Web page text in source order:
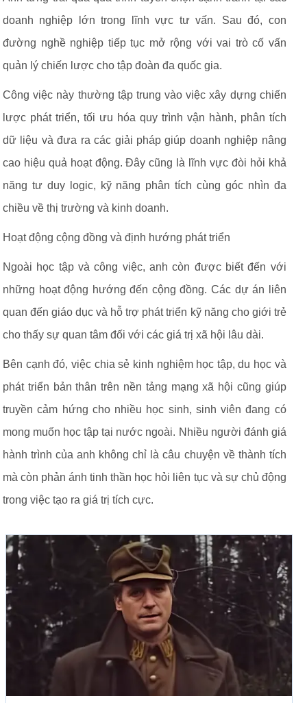
doanh nghiệp lớn trong lĩnh vực tư vấn. Sau đó, con
đường nghề nghiệp tiếp tục mở rộng với vai trò cố vấn
quản lý chiến lược cho tập đoàn đa quốc gia.
Công việc này thường tập trung vào việc xây dựng chiến
lược phát triển, tối ưu hóa quy trình vận hành, phân tích
dữ liệu và đưa ra các giải pháp giúp doanh nghiệp nâng
cao hiệu quả hoạt động. Đây cũng là lĩnh vực đòi hỏi khả
năng tư duy logic, kỹ năng phân tích cùng góc nhìn đa
chiều về thị trường và kinh doanh.
Hoạt động cộng đồng và định hướng phát triển
Ngoài học tập và công việc, anh còn được biết đến với
những hoạt động hướng đến cộng đồng. Các dự án liên
quan đến giáo dục và hỗ trợ phát triển kỹ năng cho giới trẻ
cho thấy sự quan tâm đối với các giá trị xã hội lâu dài.
Bên cạnh đó, việc chia sẻ kinh nghiệm học tập, du học và
phát triển bản thân trên nền tảng mạng xã hội cũng giúp
truyền cảm hứng cho nhiều học sinh, sinh viên đang có
mong muốn học tập tại nước ngoài. Nhiều người đánh giá
hành trình của anh không chỉ là câu chuyện về thành tích
mà còn phản ánh tinh thần học hỏi liên tục và sự chủ động
trong việc tạo ra giá trị tích cực.